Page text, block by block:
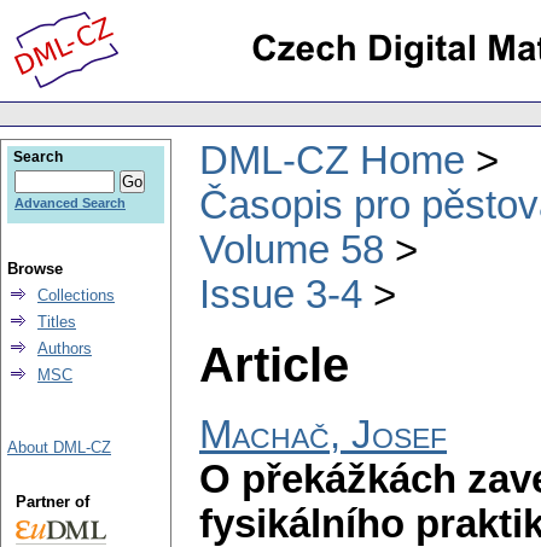
DML-CZ Home
Časopis pro
Volume 58
Issue 3-4
Article
Machač, Josef
O překážkách
fysikálního
Search
Advanced Search
Browse
Collections
Titles
Authors
MSC
About DML-CZ
Partner of